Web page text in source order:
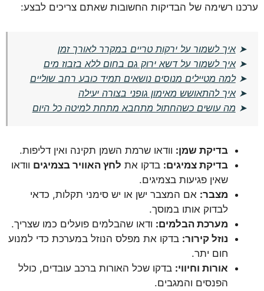
ערכנו רשימה של הבדיקות החשובות שאתם צריכים לבצע:
➤איך לשמור על ירקות טריים במקרר לאורך זמן
➤איך לשמור על דשא ירוק גם בחום ללא בזבוז מים
➤למה מטיילים מנוסים נושאים תמיד כובע רחב שוליים
➤איך להתאושש מאימון גופני בצורה יעילה
➤ מה עושים כשהחתול מתחבא מתחת למיטה כל היום
בדיקת שמן: וודאו שרמת השמן תקינה ואין דליפות.
בדיקת צמיגים: בדקו את לחץ האוויר בצמיגים וודאו
שאין פגיעות בצמיגים.
מצבר: אם המצבר ישן או יש סימני תקלות, כדאי
לבדוק אותו במוסך.
מערכת הבלמים: ודאו שהבלמים פועלים כמו שצריך.
נוזל קירור: בדקו את מפלס הנוזל במערכת כדי למנוע
חום יתר.
אורות וחיווי: בדקו שכל האורות ברכב עובדים, כולל
הפנסים והמגבים.